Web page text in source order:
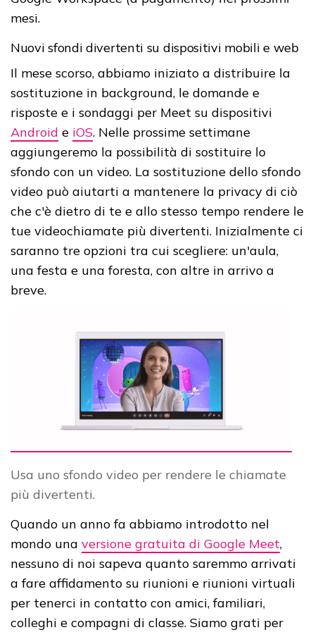
mesi.
Nuovi sfondi divertenti su dispositivi mobili e web
Il mese scorso, abbiamo iniziato a distribuire la
sostituzione in background, le domande e
risposte e i sondaggi per Meet su dispositivi
Android e iOS. Nelle prossime settimane
aggiungeremo la possibilità di sostituire lo
sfondo con un video. La sostituzione dello sfondo
video può aiutarti a mantenere la privacy di ciò
che c'è dietro di te e allo stesso tempo rendere le
tue videochiamate più divertenti. Inizialmente ci
saranno tre opzioni tra cui scegliere: un'aula,
una festa e una foresta, con altre in arrivo a
breve.
Usa uno sfondo video per rendere le chiamate
più divertenti.
Quando un anno fa abbiamo introdotto nel
mondo una versione gratuita di Google Meet,
nessuno di noi sapeva quanto saremmo arrivati ​​
a fare affidamento su riunioni e riunioni virtuali
per tenerci in contatto con amici, familiari,
colleghi e compagni di classe. Siamo grati per